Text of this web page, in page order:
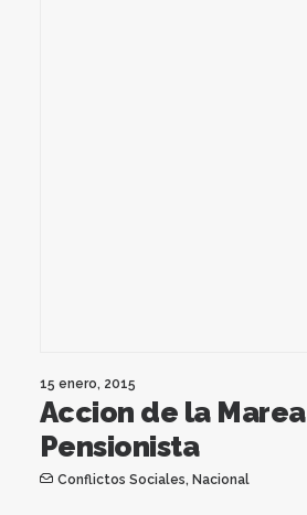
15 enero, 2015
Accion de la Marea
Pensionista
Conflictos Sociales, Nacional